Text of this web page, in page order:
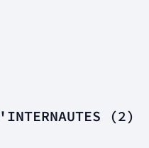
(2)